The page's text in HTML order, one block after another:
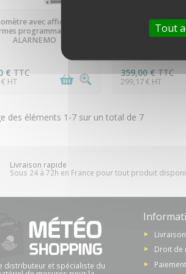
EN STOCK
avec afficheur et
programmables -
ALARNEMO
€ TTC
HT
Interface
station Vantage
402
359,00 € TTC
299,17 € HT
des éléments 1-7 sur un total de 7
Livraison rapide
Sous 24 à 72h en France pour tout produit
distributeur et spécialiste du
Droit de
Tout